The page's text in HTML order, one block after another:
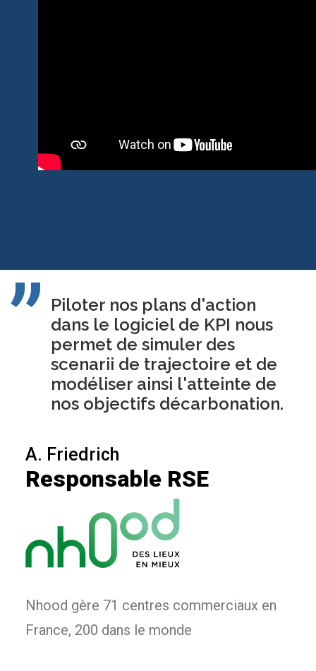
Piloter nos plans d'action
dans le logiciel de KPI nous
permet de simuler des
scenarii de trajectoire et de
modéliser ainsi l'atteinte de
nos objectifs décarbonation.
A. Friedrich
Responsable RSE
Nhood gère 71 centres commerciaux en
France, 200 dans le monde